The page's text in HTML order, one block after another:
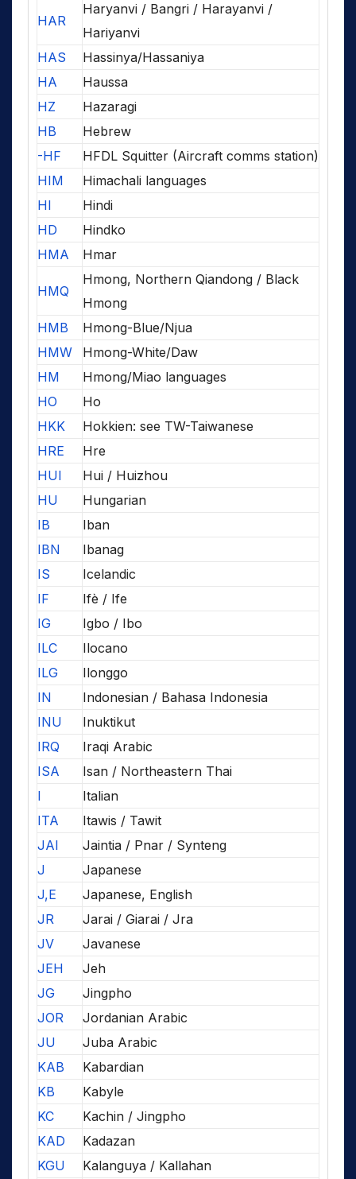
HAR
Haryanvi / Bangri / Harayanvi /
Hariyanvi
HAS
Hassinya/Hassaniya
HA
Haussa
HZ
Hazaragi
HB
Hebrew
-HF
HFDL Squitter (Aircraft comms station)
HIM
Himachali languages
HI
Hindi
HD
Hindko
HMA
Hmar
HMQ
Hmong, Northern Qiandong / Black
Hmong
HMB
Hmong-Blue/Njua
HMW
Hmong-White/Daw
HM
Hmong/Miao languages
HO
Ho
HKK
Hokkien: see TW-Taiwanese
HRE
Hre
HUI
Hui / Huizhou
HU
Hungarian
IB
Iban
IBN
Ibanag
IS
Icelandic
IF
Ifè / Ife
IG
Igbo / Ibo
ILC
Ilocano
ILG
Ilonggo
IN
Indonesian / Bahasa Indonesia
INU
Inuktikut
IRQ
Iraqi Arabic
ISA
Isan / Northeastern Thai
I
Italian
ITA
Itawis / Tawit
JAI
Jaintia / Pnar / Synteng
J
Japanese
J,E
Japanese, English
JR
Jarai / Giarai / Jra
JV
Javanese
JEH
Jeh
JG
Jingpho
JOR
Jordanian Arabic
JU
Juba Arabic
KAB
Kabardian
KB
Kabyle
KC
Kachin / Jingpho
KAD
Kadazan
KGU
Kalanguya / Kallahan